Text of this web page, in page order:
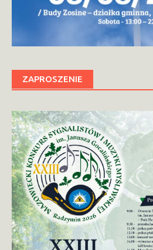
ZAPROSZENIE